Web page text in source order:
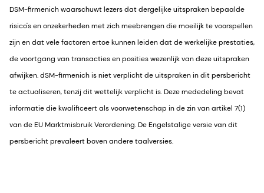
DSM-firmenich waarschuwt lezers dat dergelijke uitspraken bepaalde
risico's en onzekerheden met zich meebrengen die moeilijk te voorspellen
zijn en dat vele factoren ertoe kunnen leiden dat de werkelijke prestaties,
de voortgang van transacties en posities wezenlijk van deze uitspraken
afwijken. dSM-firmenich is niet verplicht de uitspraken in dit persbericht
te actualiseren, tenzij dit wettelijk verplicht is. Deze mededeling bevat
informatie die kwalificeert als voorwetenschap in de zin van artikel 7(1)
van de EU Marktmisbruik Verordening. De Engelstalige versie van dit
persbericht prevaleert boven andere taalversies.